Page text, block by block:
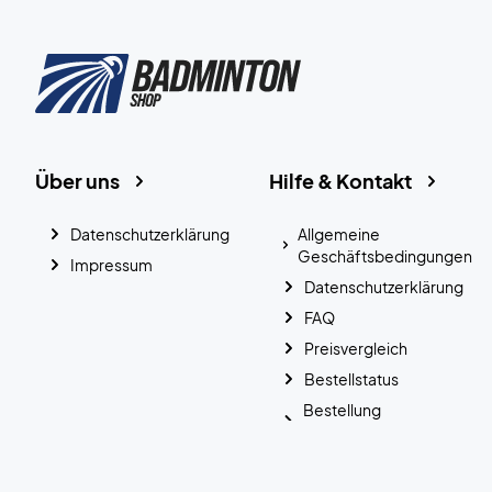
Hilfe & Kontakt
Allgemeine
Geschäftsbedingungen
Datenschutzerklärung
FAQ
Preisvergleich
Bestellstatus
Bestellung
Über uns
Datenschutzerklärung
Impressum